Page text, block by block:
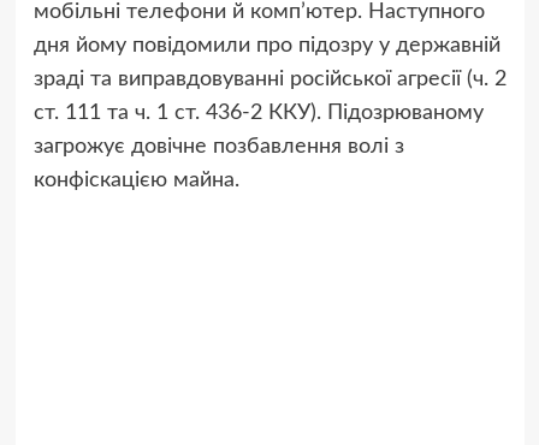
мобільні телефони й комп’ютер. Наступного
дня йому повідомили про підозру у державній
зраді та виправдовуванні російської агресії (ч. 2
ст. 111 та ч. 1 ст. 436-2 ККУ). Підозрюваному
загрожує довічне позбавлення волі з
конфіскацією майна.